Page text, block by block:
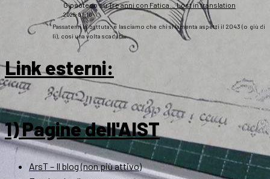
GipsotecosuTre anni con Fatica… Lost in translation
2026-07-10
Passatemi la battuta: e lasciamo che chi si lamenta aspetti il 2043 (o giù di
lì), così una volta scaduti…
Link esterni:
1) Pagine dell'AIST
ArsT – Il blog (non più attivo)